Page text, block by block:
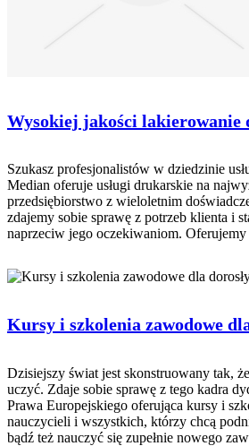
Wysokiej jakości lakierowanie
Szukasz profesjonalistów w dziedzinie
Median oferuje usługi drukarskie na
przedsiębiorstwo z wieloletnim
zdajemy sobie sprawę z potrzeb klienta i
naprzeciw jego oczekiwaniom.
Kursy i szkolenia zawodowe
Dzisiejszy świat jest skonstruowany tak,
uczyć. Zdaje sobie sprawę z tego kadra
Prawa Europejskiego oferująca kursy i
nauczycieli i wszystkich, którzy chcą
bądź też nauczyć się zupełnie nowego